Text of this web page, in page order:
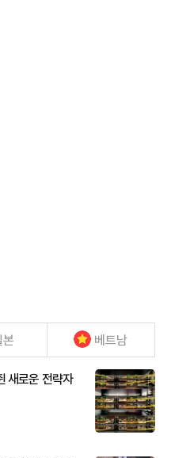
본 베트남
새로운 전략자